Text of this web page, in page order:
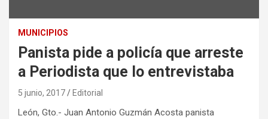
MUNICIPIOS
Panista pide a policía que arreste
a Periodista que lo entrevistaba
5 junio, 2017 Editorial
León, Gto.- Juan Antonio Guzmán Acosta panista